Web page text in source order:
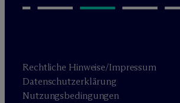
Rechtliche Hinweise/Impressum
Datenschutzerklärung
Nutzungsbedingungen